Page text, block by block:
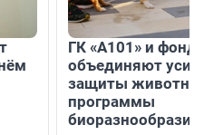
ГК «А101» и фонд
объединяют
защиты
программы
биоразнообразия